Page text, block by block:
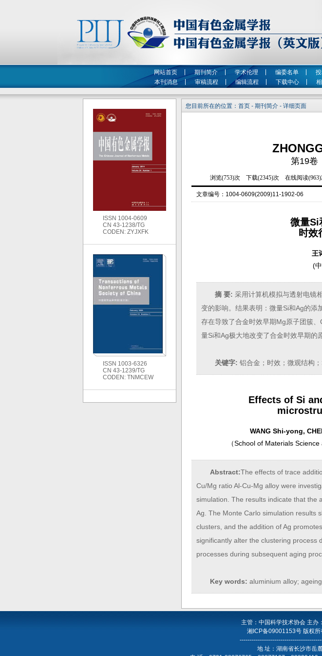
网站首页 期刊简介 学术伦理 编委名单
本刊消息
审稿流程 编辑流程 下载中心
您目前所在的位置：首页 - 期刊简介 - 详细页面
第19
文章编号： 1004-0609(2009)11-1902-06
微量Si
时效
王
(
摘 要: 采用计算机模拟与透射电镜
变的影响。结果表明：微量Si和Ag的添
存在导致了合金时效早期Mg原子团簇
量Si和Ag极大地改变了合金时效早期的
关键字: 铝合金；时效；微观结构
Effects of Si
WANG Shi-yong,
（School of Materials
Abstract:The effects of trace
Cu/Mg ratio Al-Cu-Mg alloy were
simulation. The results indicate that the
Ag. The Monte Carlo simulation results
clusters, and the addition of Ag
significantly alter the clustering process
processes during subsequent aging
Key words: aluminium alloy;
ISSN 1004-0609
CN 43-1238/TG
CODEN: ZYJXFK
ISSN 1003-6326
CN 43-1239/TG
CODEN: TNMCEW
主管：中国科学技术协会 主办
湘ICP备09001153号版权所
地 址：湖南省长沙市岳